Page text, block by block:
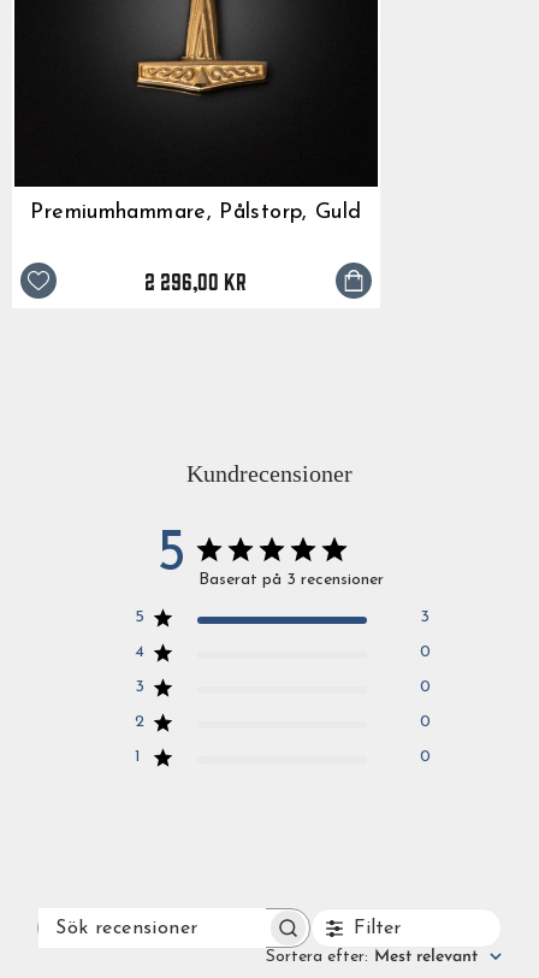
Premiumhammare, Pålstorp, Guld
2 296,00 kr
Kundrecensioner
5 Baserat på 3 recensioner
5
3
4
0
3
0
2
0
1
0
SÖK
RECENSIONER
Filter
Sortera efter: Mest relevant